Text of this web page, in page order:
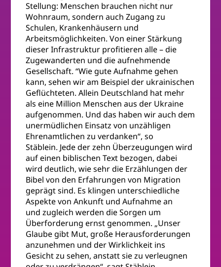
Stellung: Menschen brauchen nicht nur
Wohnraum, sondern auch Zugang zu
Schulen, Krankenhäusern und
Arbeitsmöglichkeiten. Von einer Stärkung
dieser Infrastruktur profitieren alle – die
Zugewanderten und die aufnehmende
Gesellschaft. “Wie gute Aufnahme gehen
kann, sehen wir am Beispiel der ukrainischen
Geflüchteten. Allein Deutschland hat mehr
als eine Million Menschen aus der Ukraine
aufgenommen. Und das haben wir auch dem
unermüdlichen Einsatz von unzähligen
Ehrenamtlichen zu verdanken“, so
Stäblein. Jede der zehn Überzeugungen wird
auf einen biblischen Text bezogen, dabei
wird deutlich, wie sehr die Erzählungen der
Bibel von den Erfahrungen von Migration
geprägt sind. Es klingen unterschiedliche
Aspekte von Ankunft und Aufnahme an
und zugleich werden die Sorgen um
Überforderung ernst genommen. „Unser
Glaube gibt Mut, große Herausforderungen
anzunehmen und der Wirklichkeit ins
Gesicht zu sehen, anstatt sie zu verleugnen